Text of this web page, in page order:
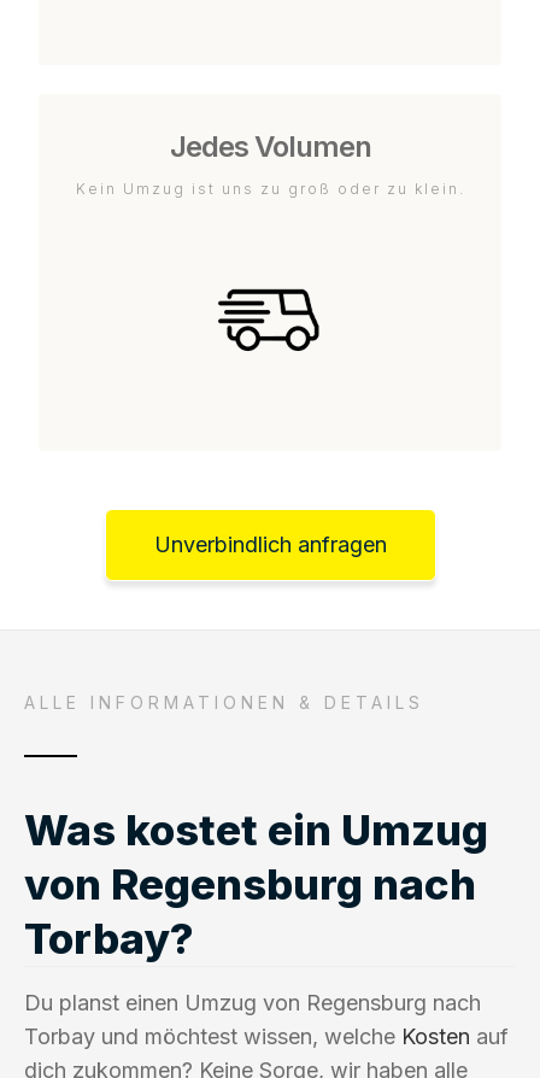
Jedes Volumen
Kein Umzug ist uns zu groß oder zu klein.
Unverbindlich anfragen
ALLE INFORMATIONEN & DETAILS
Was kostet ein Umzug
von Regensburg nach
Torbay?
Du planst einen Umzug von Regensburg nach
Torbay und möchtest wissen, welche Kosten auf
dich zukommen? Keine Sorge, wir haben alle